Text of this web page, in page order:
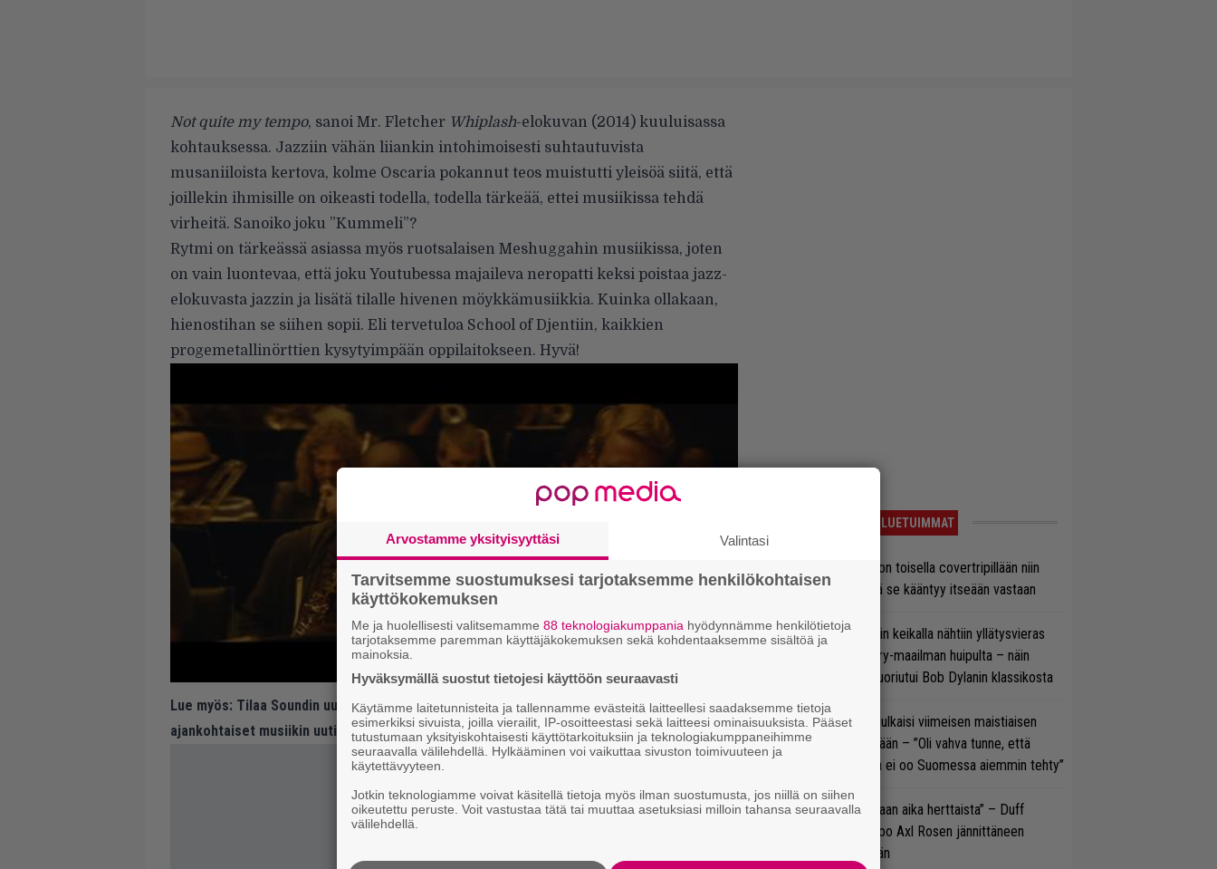
Not quite my tempo, sanoi Mr. Fletcher Whiplash-elokuvan (2014) kuuluisassa
kohtauksessa. Jazziin vähän liiankin intohimoisesti suhtautuvista
musaniiloista kertova, kolme Oscaria pokannut teos muistutti yleisöä siitä, että
joillekin ihmisille on oikeasti todella, todella tärkeää, ettei musiikissa tehdä
virheitä. Sanoiko joku ”Kummeli”?
Rytmi on tärkeässä asiassa myös ruotsalaisen Meshuggahin musiikissa, joten
on vain luontevaa, että joku Youtubessa majaileva neropatti keksi poistaa jazz-
elokuvasta jazzin ja lisätä tilalle hivenen möykkämusiikkia. Kuinka ollakaan,
hienostihan se siihen sopii. Eli tervetuloa School of Djentiin, kaikkien
progemetallinörttien kysytyimpään oppilaitokseen. Hyvä!
Lue myös: Tilaa Soundin uutiskirje ja tiedät mistä kahvitauolla puhutaan! Nappaa
ajankohtaiset musiikin uutiset ja puheenaiheet suoraan sähköpostiin tästä.
LUETUIMMAT
Arvio: Saimaa on toisella covertripillään niin
suvereeni, että se kääntyy itseään vastaan
Guns N’ Rosesin keikalla nähtiin yllätysvieras
suoraan country-maailman huipulta – näin
kokoonpano suoriutui Bob Dylanin klassikosta
Marko Annala julkaisi viimeisen maistiaisen
soolodebyytiltään – ”Oli vahva tunne, että
tällaista musaa ei oo Suomessa aiemmin tehty”
”Se oli oikeastaan aika herttaista” – Duff
McKagan kertoo Axl Rosen jännittäneen
AC/DC-pestiään
Arvostamme yksityisyyttäsi Valintasi
Tarvitsemme suostumuksesi tarjotaksemme henkilökohtaisen
käyttökokemuksen
Me ja huolellisesti valitsemamme 88 teknologiakumppania hyödynnämme henkilötietoja
tarjotaksemme paremman käyttäjäkokemuksen sekä kohdentaaksemme sisältöä ja
mainoksia.
Hyväksymällä suostut tietojesi käyttöön seuraavasti
Käytämme laitetunnisteita ja tallennamme evästeitä laitteellesi saadaksemme tietoja
esimerkiksi sivuista, joilla vierailit, IP-osoitteestasi sekä laitteesi ominaisuuksista. Pääset
tutustumaan yksityiskohtaisesti käyttötarkoituksiin ja teknologiakumppaneihimme
seuraavalla välilehdellä. Hylkääminen voi vaikuttaa sivuston toimivuuteen ja
käytettävyyteen.
Jotkin teknologiamme voivat käsitellä tietoja myös ilman suostumusta, jos niillä on siihen
oikeutettu peruste. Voit vastustaa tätä tai muuttaa asetuksiasi milloin tahansa seuraavalla
välilehdellä.